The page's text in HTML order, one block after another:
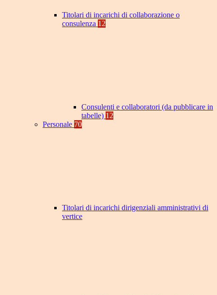
Titolari di incarichi di collaborazione o
consulenza 12
Consulenti e collaboratori (da pubblicare in
tabelle) 12
Personale 70
Titolari di incarichi dirigenziali amministrativi di
vertice